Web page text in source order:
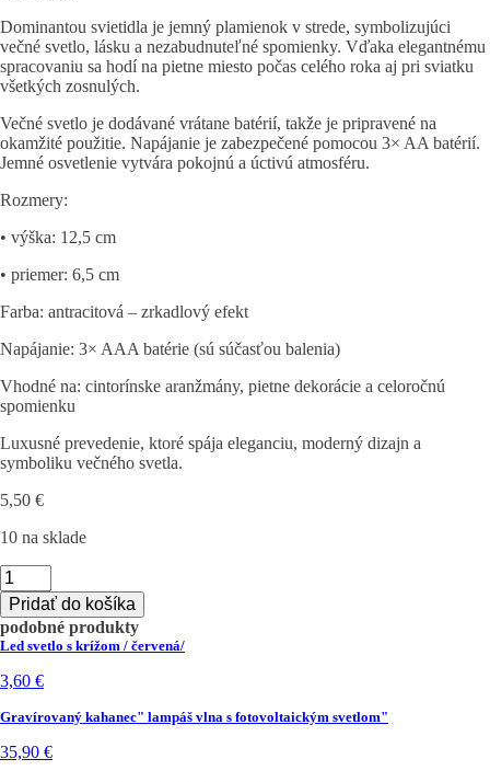
Dominantou svietidla je jemný plamienok v strede, symbolizujúci
večné svetlo, lásku a nezabudnuteľné spomienky. Vďaka elegantnému
spracovaniu sa hodí na pietne miesto počas celého roka aj pri sviatku
všetkých zosnulých.
Večné svetlo je dodávané vrátane batérií, takže je pripravené na
okamžité použitie. Napájanie je zabezpečené pomocou 3× AA batérií.
Jemné osvetlenie vytvára pokojnú a úctivú atmosféru.
Rozmery:
• výška: 12,5 cm
• priemer: 6,5 cm
Farba: antracitová – zrkadlový efekt
Napájanie: 3× AAA batérie (sú súčasťou balenia)
Vhodné na: cintorínske aranžmány, pietne dekorácie a celoročnú
spomienku
Luxusné prevedenie, ktoré spája eleganciu, moderný dizajn a
symboliku večného svetla.
5,50 €
10 na sklade
množstvo
Luxusné
večné
svetlo
metal
Pridať do košíka
podobné produkty
Led svetlo s krížom / červená/
3,60 €
Gravírovaný kahanec" lampáš vlna s fotovoltaickým svetlom"
35,90 €